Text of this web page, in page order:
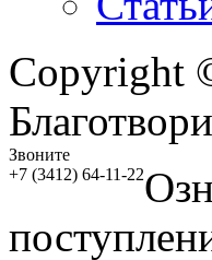
Copyright
Звоните
+7 (3412) 64-11-22